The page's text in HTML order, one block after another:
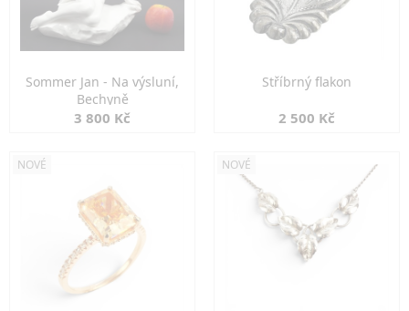
Sommer Jan - Na výsluní,
Bechyně
3 800 Kč
Stříbrný flakon
2 500 Kč
NOVÉ NOVÉ